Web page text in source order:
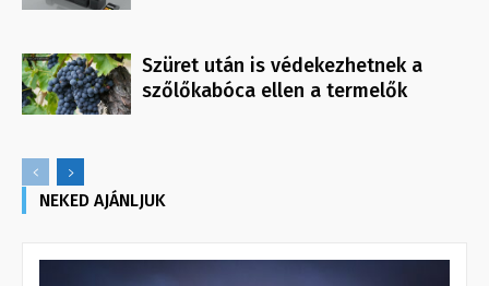
Szüret után is védekezhetnek a
szőlőkabóca ellen a termelők
NEKED AJÁNLJUK